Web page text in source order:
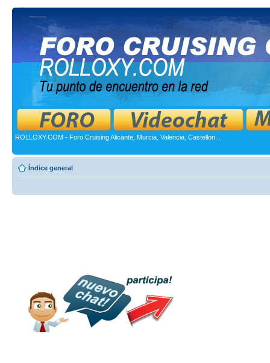
ROLLOXY.COM - Foro Cruising Alicante, Murcia, Valencia, Castellon...
Índice general